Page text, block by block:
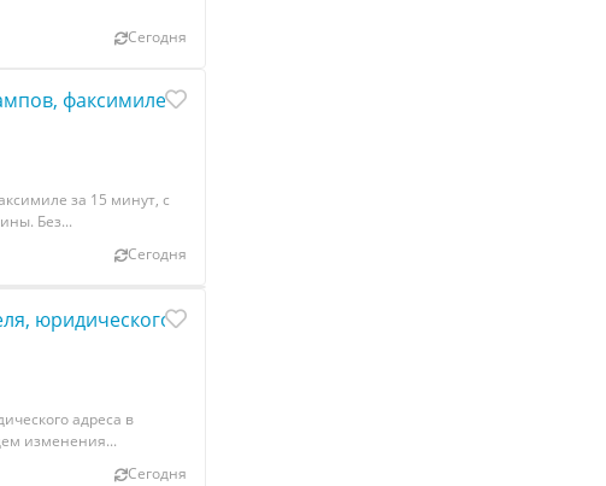
Сегодня
факсимиле по Украине за 15 минут.
за 15 минут, с
Без...
Сегодня
юридического адреса в Днепре и области за 1 день.
адреса в
изменения...
Сегодня